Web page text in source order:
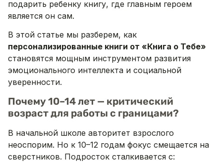
подарить ребенку книгу, где главным героем
является он сам.
В этой статье мы разберем, как
персонализированные книги от «Книга о Тебе»
становятся мощным инструментом развития
эмоционального интеллекта и социальной
уверенности.
Почему 10–14 лет — критический
возраст для работы с границами?
В начальной школе авторитет взрослого
неоспорим. Но к 10–12 годам фокус смещается на
сверстников. Подросток сталкивается с: